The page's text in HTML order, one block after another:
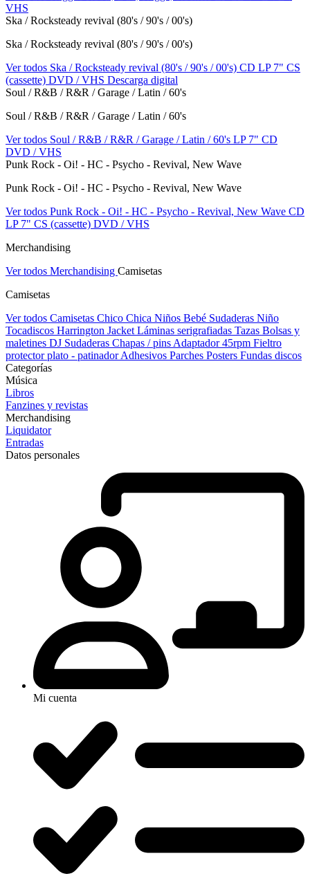
VHS
Ska / Rocksteady revival (80's / 90's / 00's)
Ska / Rocksteady revival (80's / 90's / 00's)
Ver todos Ska / Rocksteady revival (80's / 90's / 00's) CD LP 7" CS
(cassette) DVD / VHS Descarga digital
Soul / R&B / R&R / Garage / Latin / 60's
Soul / R&B / R&R / Garage / Latin / 60's
Ver todos Soul / R&B / R&R / Garage / Latin / 60's LP 7" CD
DVD / VHS
Punk Rock - Oi! - HC - Psycho - Revival, New Wave
Punk Rock - Oi! - HC - Psycho - Revival, New Wave
Ver todos Punk Rock - Oi! - HC - Psycho - Revival, New Wave CD
LP 7" CS (cassette) DVD / VHS
Merchandising
Ver todos Merchandising Camisetas
Camisetas
Ver todos Camisetas Chico Chica Niños Bebé Sudaderas Niño
Tocadiscos Harrington Jacket Láminas serigrafiadas Tazas Bolsas y
maletines DJ Sudaderas Chapas / pins Adaptador 45rpm Fieltro
protector plato - patinadorAdhesivos Parches Posters Fundas discos
Categorías
Música
Libros
Fanzines y revistas
Merchandising
Liquidator
Entradas
Datos personales
Mi cuenta